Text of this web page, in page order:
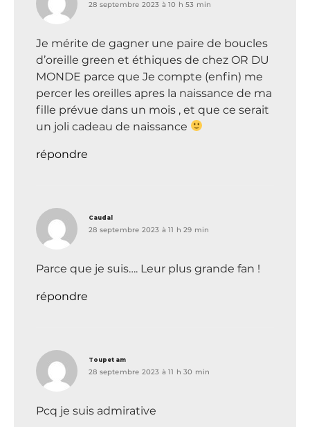
28 septembre 2023 à 10 h 53 min
Je mérite de gagner une paire de boucles
d’oreille green et éthiques de chez OR DU
MONDE parce que Je compte (enfin) me
percer les oreilles apres la naissance de ma
fille prévue dans un mois , et que ce serait
un joli cadeau de naissance
répondre
Caudal
28 septembre 2023 à 11 h 29 min
Parce que je suis…. Leur plus grande fan !
répondre
Toupet am
28 septembre 2023 à 11 h 30 min
Pcq je suis admirative